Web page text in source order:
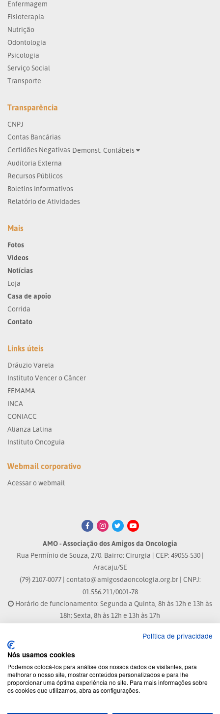
Enfermagem
Fisioterapia
Nutrição
Odontologia
Psicologia
Serviço Social
Transporte
Transparência
CNPJ
Contas Bancárias
Certidões Negativas Demonst. Contábeis
Auditoria Externa
Recursos Públicos
Boletins Informativos
Relatório de Atividades
Mais
Fotos
Vídeos
Notícias
Loja
Casa de apoio
Corrida
Contato
Links úteis
Dráuzio Varela
Instituto Vencer o Câncer
FEMAMA
INCA
CONIACC
Alianza Latina
Instituto Oncoguia
Webmail corporativo
Acessar o webmail
AMO - Associação dos Amigos da Oncologia
Rua Permínio de Souza, 270. Bairro: Cirurgia | CEP: 49055-530 |
Aracaju/SE
(79) 2107-0077 | contato@amigosdaoncologia.org.br| CNPJ:
01.556.211/0001-78
Horário de funcionamento: Segunda a Quinta, 8h às 12h e 13h às
18h; Sexta, 8h às 12h e 13h às 17h
Site atualizado em: 07/08/2026 às 17:25h
® Marca Registrada
© 2026 - Todos os direitos reservados.
Política de privacidade
Nós usamos cookies
Podemos colocá-los para análise dos nossos dados de visitantes, para
melhorar o nosso site, mostrar conteúdos personalizados e para lhe
proporcionar uma óptima experiência no site. Para mais informações sobre
os cookies que utilizamos, abra as configurações.